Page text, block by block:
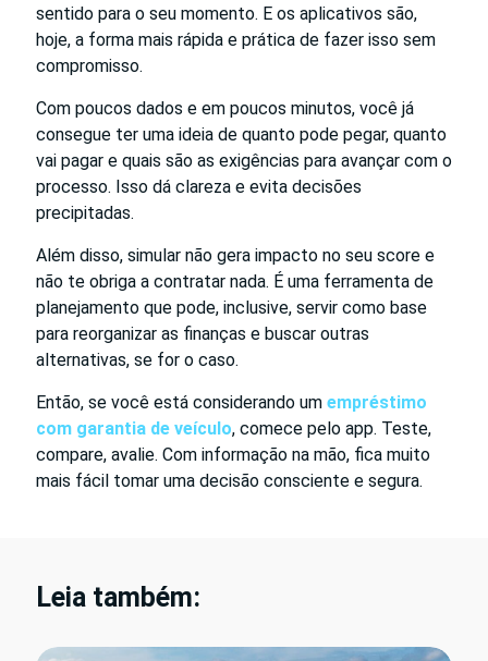
sentido para o seu momento. E os aplicativos são,
hoje, a forma mais rápida e prática de fazer isso sem
compromisso.
Com poucos dados e em poucos minutos, você já
consegue ter uma ideia de quanto pode pegar, quanto
vai pagar e quais são as exigências para avançar com o
processo. Isso dá clareza e evita decisões
precipitadas.
Além disso, simular não gera impacto no seu score e
não te obriga a contratar nada. É uma ferramenta de
planejamento que pode, inclusive, servir como base
para reorganizar as finanças e buscar outras
alternativas, se for o caso.
Então, se você está considerando um empréstimo
com garantia de veículo, comece pelo app. Teste,
compare, avalie. Com informação na mão, fica muito
mais fácil tomar uma decisão consciente e segura.
Leia também: